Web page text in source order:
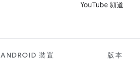
YouTube 頻道
ANDROID 裝置 版本